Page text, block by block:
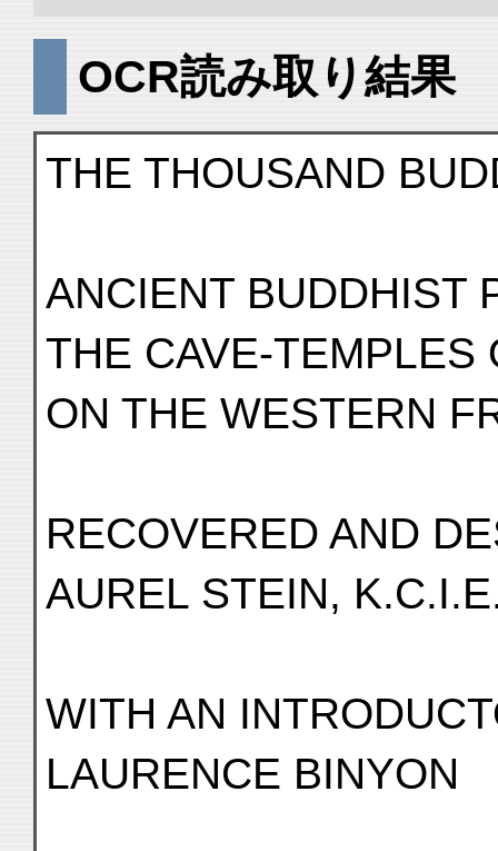
OCR読み取り結果
THE THOUSAND
ANCIENT BUDDHIST
THE CAVE-TEMPLES
ON THE WESTERN
RECOVERED AND
AUREL STEIN,
WITH AN
LAURENCE BINYON